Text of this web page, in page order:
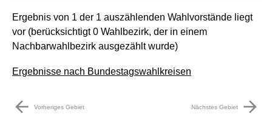
Ergebnis von 1 der 1 auszählenden Wahlvorstände liegt
vor (berücksichtigt 0 Wahlbezirk, der in einem
Nachbarwahlbezirk ausgezählt wurde)
Ergebnisse nach Bundestagswahlkreisen
arrow_back Vorheriges Gebiet Nächstes Gebiet arrow_forward